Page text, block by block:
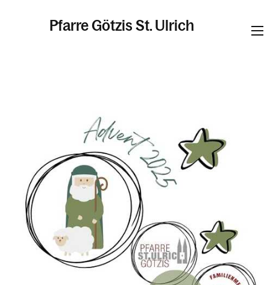
Pfarre Götzis St. Ulrich
Personen
Kontakt